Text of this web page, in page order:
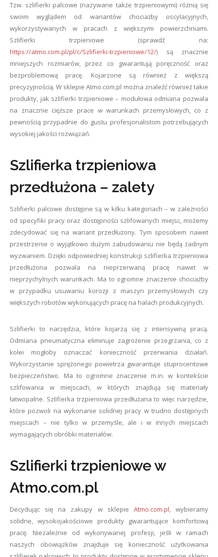
Tzw. szlifierki palcowe (nazywane także trzpieniowymi) różnią się
swoim wyglądem od wariantów chociażby oscylacyjnych,
wykorzystywanych w pracach z większymi powierzchniami.
Szlifierki trzpieniowe (sprawdź na:
https://atmo.com.pl/pl/c/Szlifierki-trzpieniowe/12/) są znacznie
mniejszych rozmiarów, przez co gwarantują poręczność oraz
bezproblemową pracę. Kojarzone są również z większą
precyzyjnością. W sklepie Atmo.com.pl można znaleźć również takie
produkty, jak szlifierki trzpieniowe – modułowa odmiana pozwala
na znacznie cięższe prace w warunkach przemysłowych, co z
pewnością przypadnie do gustu profesjonalistom potrzebujących
wysokiej jakości rozwiązań.
Szlifierka trzpieniowa
przedłużona – zalety
Szlifierki palcowe dostępne są w kilku kategoriach – w zależności
od specyfiki pracy oraz dostępności szlifowanych miejsc, możemy
zdecydować się na wariant przedłużony. Tym sposobem nawet
przestrzenie o wyjątkowo dużym zabudowaniu nie będą żadnym
wyzwaniem. Dzięki odpowiedniej konstrukcji szlifierka trzpieniowa
przedłużona pozwala na nieprzerwaną pracę nawet w
nieprzychylnych warunkach. Ma to ogromne znaczenie chociażby
w przypadku usuwaniu korozji z maszyn przemysłowych czy
większych robotów wykonujących pracę na halach produkcyjnych.
Szlifierki to narzędzia, które kojarzą się z intensywną pracą.
Odmiana pneumatyczna eliminuje zagrożenie przegrzania, co z
kolei mogłoby oznaczać konieczność przerwania działań.
Wykorzystanie sprężonego powietrza gwarantuje stuprocentowe
bezpieczeństwo. Ma to ogromne znaczenie m.in. w kontekście
szlifowania w miejscach, w których znajdują się materiały
łatwopalne. Szlifierka trzpieniowa przedłużana to więc narzędzie,
które pozwoli na wykonanie solidnej pracy w trudno dostępnych
miejscach – nie tylko w przemyśle, ale i w innych miejscach
wymagających obróbki materiałów.
Szlifierki trzpieniowe w
Atmo.com.pl
Decydując się na zakupy w sklepie Atmo.com.pl, wybieramy
solidne, wysokojakościowe produkty gwarantujące komfortową
pracę. Niezależnie od wykonywanej profesji, jeśli w ramach
naszych obowiązków znajduje się konieczność użytkowania